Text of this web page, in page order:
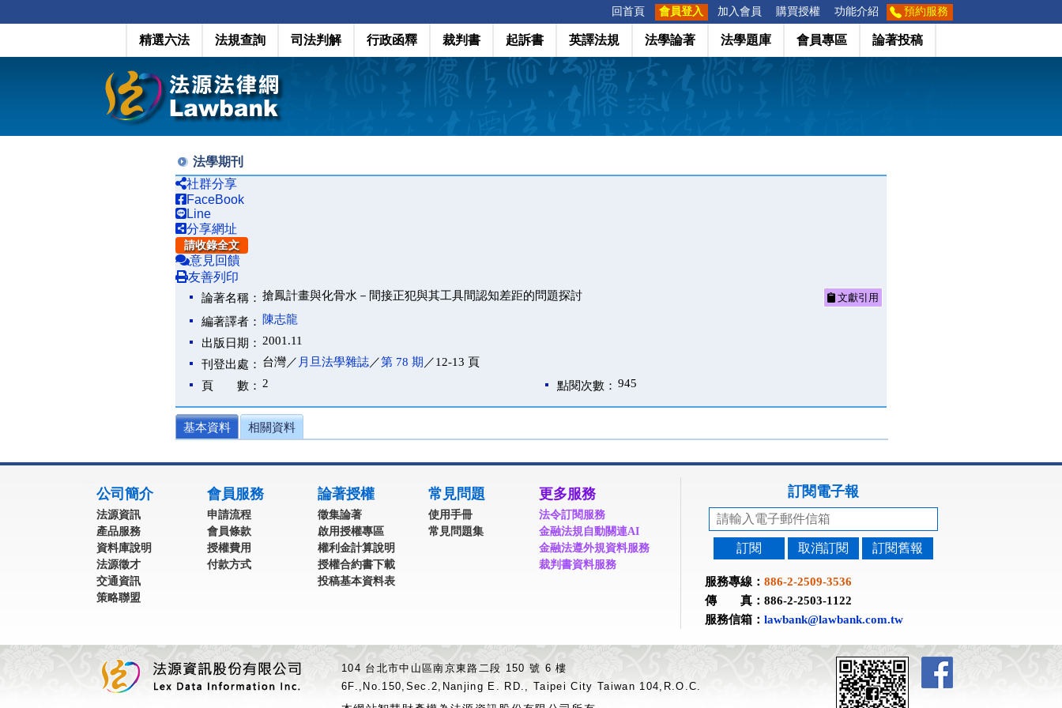
回首頁 會員登入 加入會員 購買授權 功能介紹 預約服務
精選六法 法規查詢 司法判解 行政函釋 裁判書 起訴書 英譯法規 法學論著 法學題庫 會員專區 論著投稿
法學期刊
社群分享
FaceBook
Line
分享網址
請收錄全文
意見回饋
友善列印
論著名稱： 搶鳳計畫與化骨水－間接正犯與其工具間認知差距的問題探討 文獻引用
編著譯者：
陳志龍
出版日期： 2001.11
刊登出處： 台灣／ 月旦法學雜誌／第 78 期 ／12-13 頁
頁 數： 2 點閱次數： 945
基本資料 相關資料
公司簡介
法源資訊
產品服務
資料庫說明
法源徵才
交通資訊
策略聯盟
會員服務
申請流程
會員條款
授權費用
付款方式
論著授權
徵集論著
啟用授權專區
權利金計算說明
授權合約書下載
投稿基本資料表
常見問題
使用手冊
常見問題集
更多服務
法令訂閱服務
金融法規自動關連AI
金融法遵外規資料服務
裁判書資料服務
訂閱電子報
訂閱 取消訂閱 訂閱舊報
服務專線： 886-2-2509-3536
傳 真：886-2-2503-1122
服務信箱： lawbank@lawbank.com.tw
104 台北市中山區南京東路二段 150 號 6 樓
6F.,No.150,Sec.2,Nanjing E. RD., Taipei City Taiwan 104,R.O.C.